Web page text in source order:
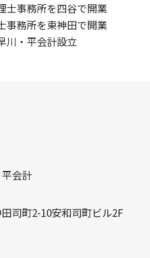
事務所を四谷で開業
務所を東神田で開業
・平会計設立
会計
司町2-10安和司町ビル2F